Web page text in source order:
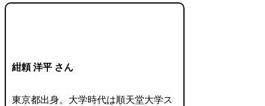
紺頼 洋平 さん
東京都出身。大学時代は順天堂大学ス